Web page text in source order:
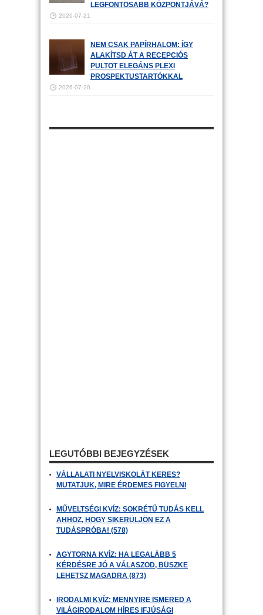
LEGFONTOSABB KÖZPONTJÁVÁ?
2026-07-21
NEM CSAK PAPÍRHALOM: ÍGY
ALAKÍTSD ÁT A RECEPCIÓS
PULTOT ELEGÁNS PLEXI
PROSPEKTUSTARTÓKKAL
2026-07-20
LEGUTÓBBI BEJEGYZÉSEK
VÁLLALATI NYELVISKOLÁT KERES?
MUTATJUK, MIRE ÉRDEMES FIGYELNI
MŰVELTSÉGI KVÍZ: SOKRÉTŰ TUDÁS KELL
AHHOZ, HOGY SIKERÜLJÖN EZ A
TUDÁSPRÓBA! (578)
AGYTORNA KVÍZ: HA LEGALÁBB 5
KÉRDÉSRE JÓ A VÁLASZOD, BÜSZKE
LEHETSZ MAGADRA (873)
IRODALMI KVÍZ: MENNYIRE ISMERED A
VILÁGIRODALOM HÍRES IFJÚSÁGI